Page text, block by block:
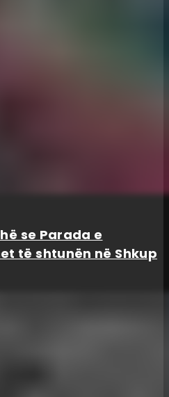
se Parada e
të shtunën në Shkup